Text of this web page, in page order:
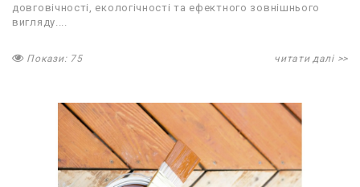
довговічності, екологічності та ефектного зовнішнього
вигляду....
Покази: 75 читати далі >>